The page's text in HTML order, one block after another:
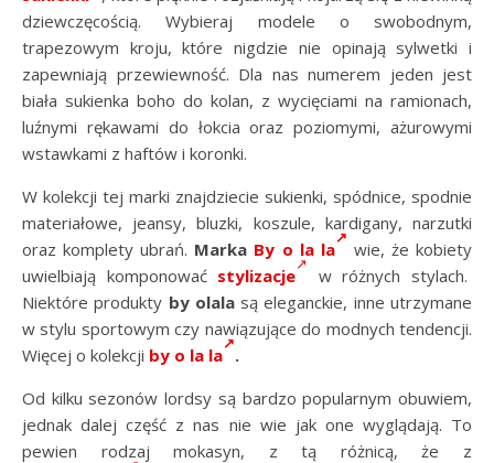
dziewczęcością. Wybieraj modele o swobodnym,
trapezowym kroju, które nigdzie nie opinają sylwetki i
zapewniają przewiewność. Dla nas numerem jeden jest
biała sukienka boho do kolan, z wycięciami na ramionach,
luźnymi rękawami do łokcia oraz poziomymi, ażurowymi
wstawkami z haftów i koronki.
W kolekcji tej marki znajdziecie sukienki, spódnice, spodnie
materiałowe, jeansy, bluzki, koszule, kardigany, narzutki
oraz komplety ubrań. Marka By o la la
wie, że kobiety
uwielbiają komponować stylizacje
w różnych stylach.
Niektóre produkty by olalasą eleganckie, inne utrzymane
w stylu sportowym czy nawiązujące do modnych tendencji.
Więcej o kolekcji by o la la .
Od kilku sezonów lordsy są bardzo popularnym obuwiem,
jednak dalej część z nas nie wie jak one wyglądają. To
pewien rodzaj mokasyn, z tą różnicą, że z